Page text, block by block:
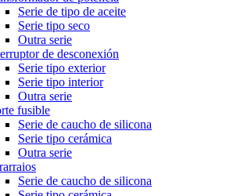
Serie de tipo de aceite
Serie tipo seco
Outra serie
de desconexión
Serie tipo exterior
Serie tipo interior
Outra serie
fusible
Serie de caucho de silicona
Serie tipo cerámica
Outra serie
Serie de caucho de silicona